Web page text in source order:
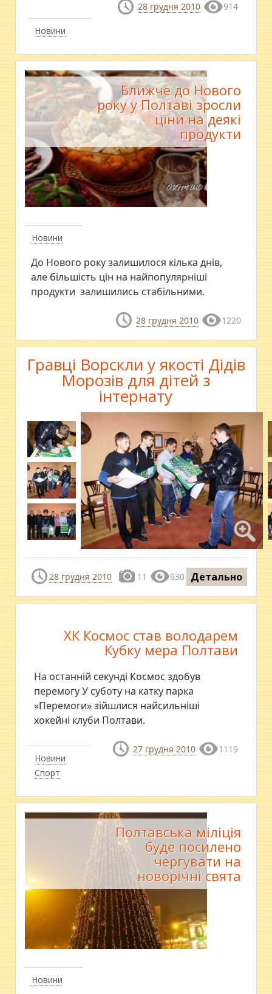
Новини
28 грудня 2010 914
Новини
Ближче до Нового
року у Полтаві зросли
ціни на деякі
продукти
До Нового року залишилося кілька днів,
але більшість цін на найпопулярніші
продукти залишились стабільними.
28 грудня 2010 1220
Гравці Ворскли у якості Дідів
Морозів для дітей з
інтернату
28 грудня 2010 11 930 Детально
Новини
Спорт
ХК Космос став володарем
Кубку мера Полтави
На останній секунді Космос здобув
перемогу У суботу на катку парка
«Перемоги» зійшлися найсильніші
хокейні клуби Полтави.
27 грудня 2010 1119
Новини
Полтавська міліція
буде посилено
чергувати на
новорічні свята